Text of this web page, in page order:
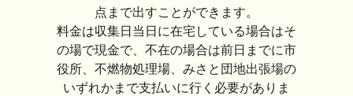
点まで出すことができます。
料金は収集日当日に在宅している場合はそ
の場で現金で、不在の場合は前日までに市
役所、不燃物処理場、みさと団地出張場の
いずれかまで支払いに行く必要がありま